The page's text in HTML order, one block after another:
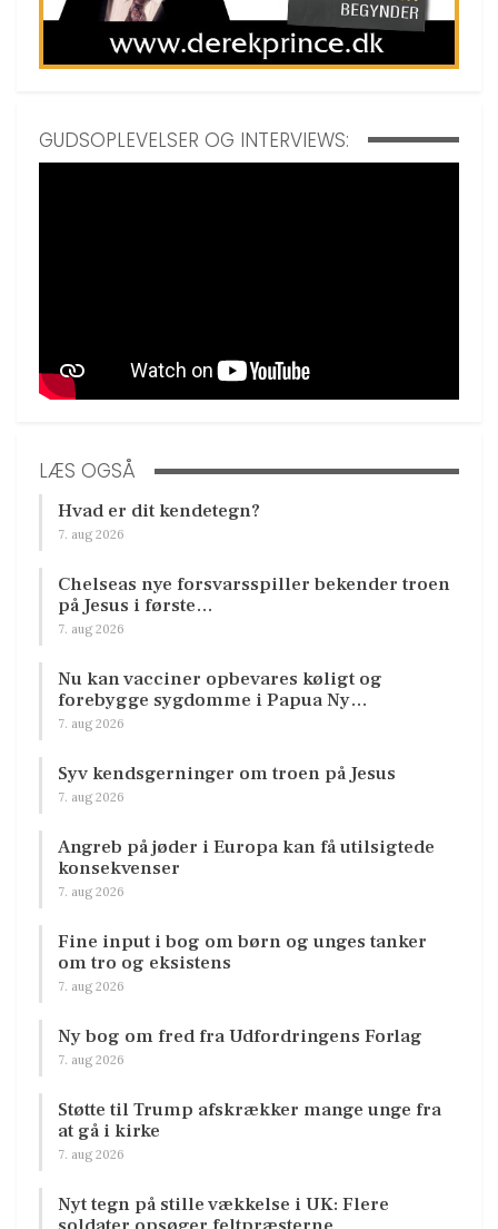
GUDSOPLEVELSER OG INTERVIEWS:
LÆS OGSÅ
Hvad er dit kendetegn?
7. aug 2026
Chelseas nye forsvarsspiller bekender troen
på Jesus i første…
7. aug 2026
Nu kan vacciner opbevares køligt og
forebygge sygdomme i Papua Ny…
7. aug 2026
Syv kendsgerninger om troen på Jesus
7. aug 2026
Angreb på jøder i Europa kan få utilsigtede
konsekvenser
7. aug 2026
Fine input i bog om børn og unges tanker
om tro og eksistens
7. aug 2026
Ny bog om fred fra Udfordringens Forlag
7. aug 2026
Støtte til Trump afskrækker mange unge fra
at gå i kirke
7. aug 2026
Nyt tegn på stille vækkelse i UK: Flere